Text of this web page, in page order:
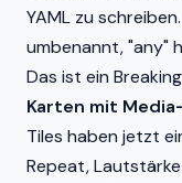
YAML zu
umbenannt, "any"
Das ist ein
Karten mit
Tiles haben jetzt
Repeat,